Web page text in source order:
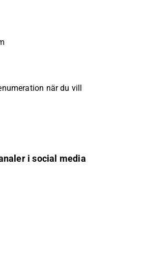
när du vill
i social media